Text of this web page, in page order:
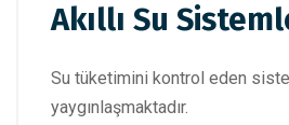
Akıllı Su
Su tüketimini kontrol eden
yaygınlaşmaktadır.